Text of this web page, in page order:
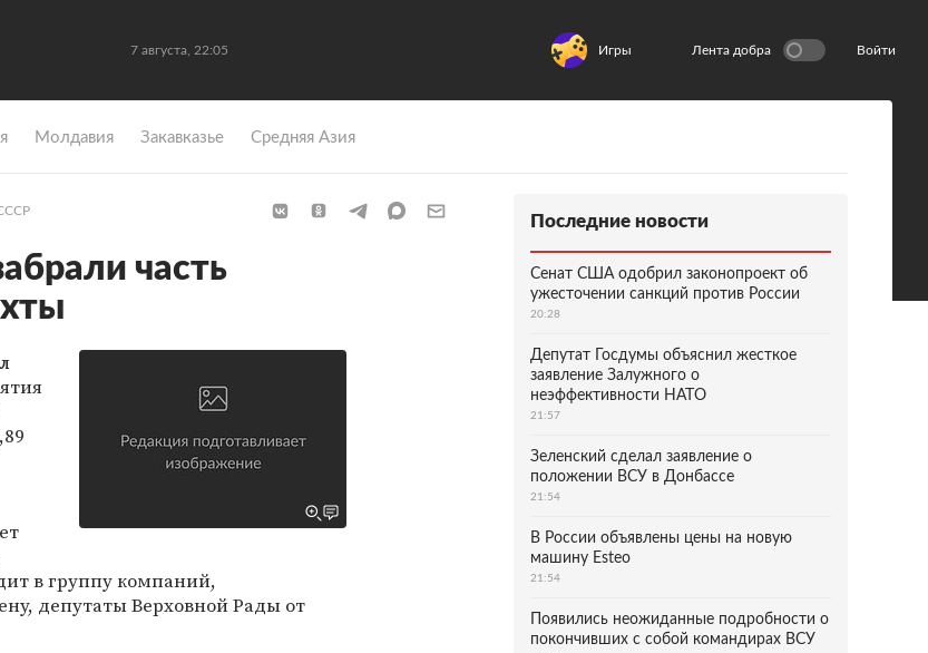
7 августа, 22:05 Игры Лента добра Войти
Молдавия Закавказье Средняя Азия
часть
в группу компаний,
депутаты Верховной Рады от
Последние новости
Сенат США одобрил законопроект об
ужесточении санкций против России
20:28
Депутат Госдумы объяснил жесткое
заявление Залужного о
неэффективности НАТО
21:57
Зеленский сделал заявление о
положении ВСУ в Донбассе
21:54
В России объявлены цены на новую
машину Esteo
21:54
Появились неожиданные подробности о
покончивших с собой командирах ВСУ